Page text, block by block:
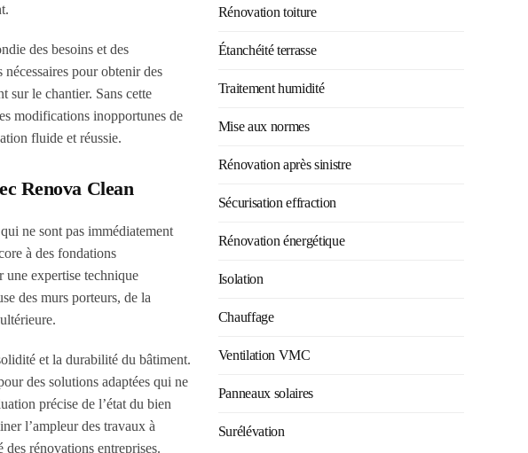
des besoins et des
pour obtenir des
sur le chantier. Sans cette
modifications inopportunes de
fluide et réussie.
Renova Clean
ne sont pas immédiatement
à des fondations
une expertise technique
des murs porteurs, de la
et la durabilité du bâtiment.
des solutions adaptées qui ne
précise de l’état du bien
l’ampleur des travaux à
rénovations entreprises.
Rénovation toiture
Étanchéité terrasse
Traitement humidité
Mise aux normes
Rénovation après sinistre
Sécurisation effraction
Rénovation énergétique
Isolation
Chauffage
Ventilation VMC
Panneaux solaires
Surélévation